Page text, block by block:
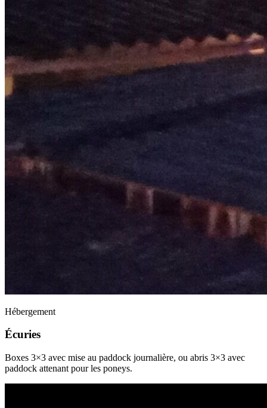
Hébergement
Écuries
Boxes 3×3 avec mise au paddock journalière, ou abris 3×3 avec
paddock attenant pour les poneys.